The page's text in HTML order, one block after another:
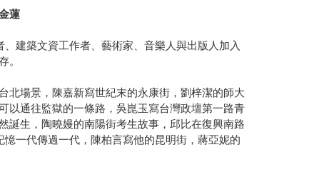
蓮
建築文資工作者、藝術家、音樂人與出版人加入
。
北場景，陳嘉新寫世紀末的永康街，劉梓潔的師大
以通往監獄的一條路，吳崑玉寫台灣政壇第一路青
誕生，陶曉嫚的南陽街考生故事，邱比在復興南路
一代傳過一代，陳柏言寫他的昆明街，蔣亞妮的